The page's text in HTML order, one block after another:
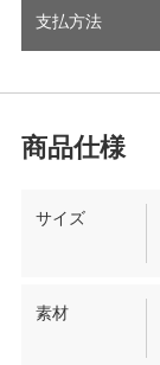
支払方法
サイズ
素材